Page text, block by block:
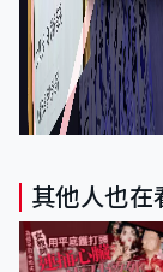
其他人也在